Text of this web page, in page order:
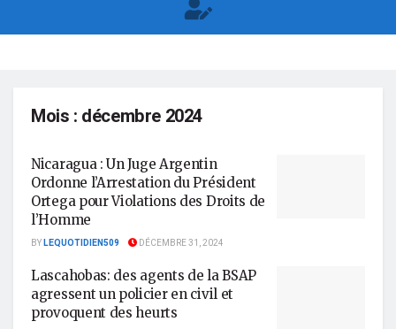
Mois : décembre 2024
Nicaragua : Un Juge Argentin
Ordonne l’Arrestation du Président
Ortega pour Violations des Droits de
l’Homme
BYLEQUOTIDIEN509 DÉCEMBRE 31, 2024
Lascahobas: des agents de la BSAP
agressent un policier en civil et
provoquent des heurts